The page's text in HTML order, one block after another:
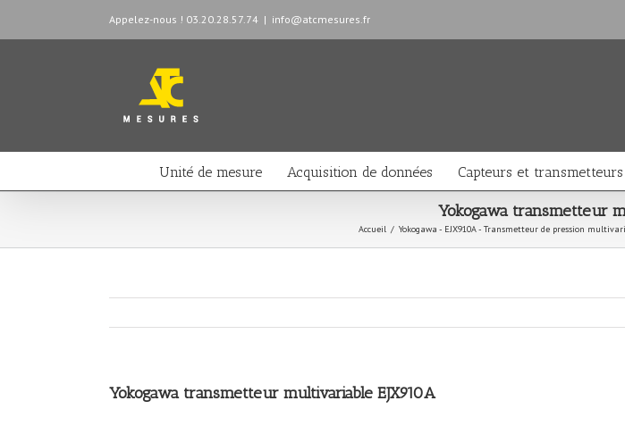
Appelez-nous ! 03.20.28.57.74 | info@atcmesures.fr
Unité de mesure Acquisition de données Capteurs et transmetteurs
Yokogawa transmetteur
Accueil / Yokogawa - EJX910A - Transmetteur de pression
Yokogawa transmetteur multivariable EJX910A